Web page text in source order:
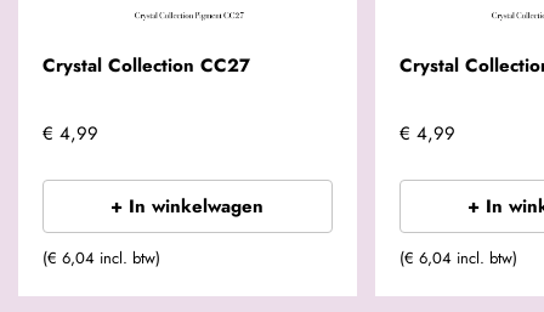
Crystal Collection CC27
€ 4,99
+ In winkelwagen
(€ 6,04 incl. btw)
Crystal
€ 4,99
+ In
(€ 6,04 incl. btw)